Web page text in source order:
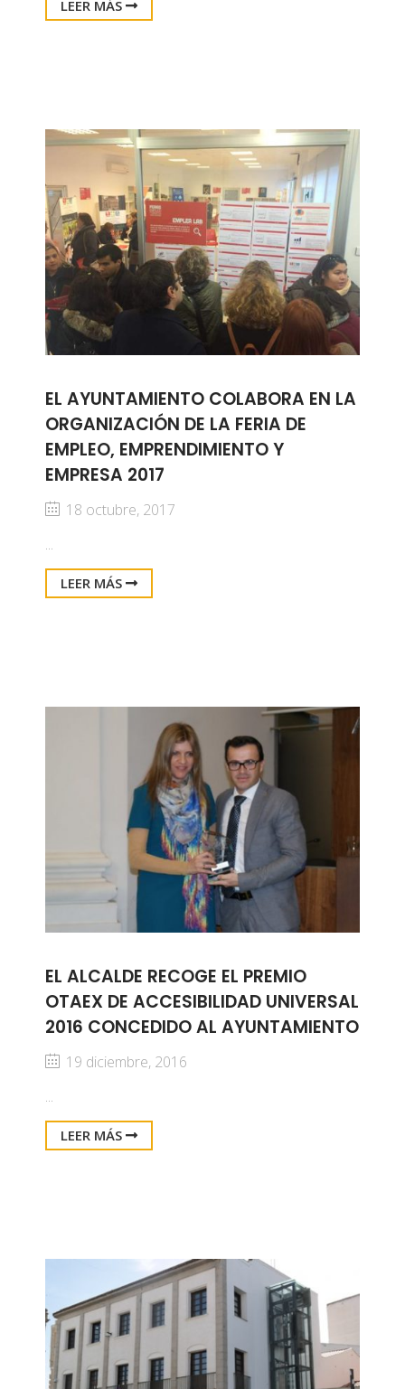
LEER MÁS
EL AYUNTAMIENTO COLABORA EN LA
ORGANIZACIÓN DE LA FERIA DE
EMPLEO, EMPRENDIMIENTO Y
EMPRESA 2017
18 octubre, 2017
...
LEER MÁS
EL ALCALDE RECOGE EL PREMIO
OTAEX DE ACCESIBILIDAD UNIVERSAL
2016 CONCEDIDO AL AYUNTAMIENTO
19 diciembre, 2016
...
LEER MÁS